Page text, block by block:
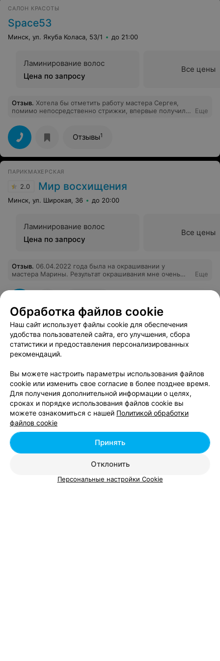
САЛОН КРАСОТЫ
Space53
Минск, ул. Якуба Коласа, 53/1 до 21:00
Ламинирование волос
Цена по запросу
Все цены
Отзыв. Хотела бы отметить работу мастера Сергея,
помимо непосредственно стрижки, впервые получила
уходу за волосами! Да и вообще очень довольна
качеством, уровнем обслуживания и
непринужденностью беседы. Еще раз спасибо! Все
было круто! :)
Еще
Отзывы1
ПАРИКМАХЕРСКАЯ
2.0 Мир восхищения
Минск, ул. Широкая, 36 до 20:00
Ламинирование волос
Цена по запросу
Все цены
Отзыв. 06.04.2022 года была на окрашивании у
мастера Марины. Результат окрашивания мне очень
испорчена! Очень не приятно!
Еще
Смотрите также
Наращивание волос в м-р Зелёный Луг в Минске
Окрашивание волос в м-р Зелёный Луг в Минске
Окрашивание омбре в м-р Зелёный Луг в Минске
Обработка файлов cookie
Наш сайт использует файлы cookie для обеспечения
удобства пользователей сайта, его улучшения, сбора
статистики и предоставления персонализированных
рекомендаций.
Вы можете настроить параметры использования файлов
cookie или изменить свое согласие в более позднее время.
Для получения дополнительной информации о целях,
сроках и порядке использования файлов cookie вы
можете ознакомиться с нашей Политикой обработки
файлов cookie
Отклонить
Принять
Персональные настройки Cookie